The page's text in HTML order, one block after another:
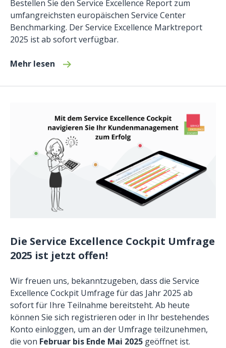
Bestellen Sie den Service Excellence Report zum
umfangreichsten europäischen Service Center
Benchmarking. Der Service Excellence Marktreport
2025 ist ab sofort verfügbar.
Mehr lesen
Die Service Excellence Cockpit Umfrage
2025 ist jetzt offen!
Wir freuen uns, bekanntzugeben, dass die Service
Excellence Cockpit Umfrage für das Jahr 2025 ab
sofort für Ihre Teilnahme bereitsteht. Ab heute
können Sie sich registrieren oder in Ihr bestehendes
Konto einloggen, um an der Umfrage teilzunehmen,
die von Februar bis Ende Mai 2025 geöffnet ist.